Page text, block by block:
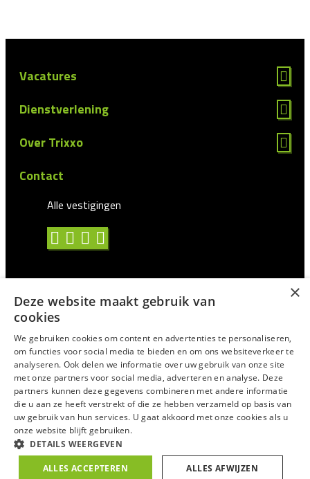
Vacatures
Dienstverlening
Over Trixxo
Contact
Alle vestigingen
Algemene voorwaarden
Privacy statement
Antidiscriminatie
Certificering en CAO
Voor Uitzendprofessionals
Suggesties/Meldingen
© 2025Trixxo
×
Deze website maakt gebruik van
cookies
We gebruiken cookies om content en advertenties te personaliseren,
om functies voor social media te bieden en om ons websiteverkeer te
analyseren. Ook delen we informatie over uw gebruik van onze site
met onze partners voor social media, adverteren en analyse. Deze
partners kunnen deze gegevens combineren met andere informatie
die u aan ze heeft verstrekt of die ze hebben verzameld op basis van
uw gebruik van hun services. U gaat akkoord met onze cookies als u
onze website blijft gebruiken.
DETAILS WEERGEVEN
ALLES ACCEPTEREN ALLES AFWIJZEN